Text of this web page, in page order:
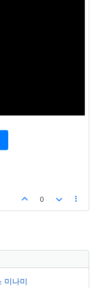
0
미나미